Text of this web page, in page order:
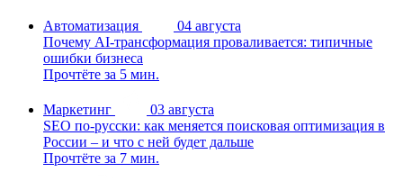
Автоматизация
04 августа
Почему AI-трансформация проваливается: типичные
ошибки бизнеса
Прочтёте за 5 мин.
Маркетинг
03 августа
SEO по-русски: как меняется поисковая оптимизация в
России – и что с ней будет дальше
Прочтёте за 7 мин.